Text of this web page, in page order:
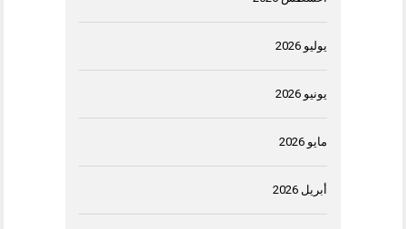
يوليو 2026
يونيو 2026
مايو 2026
أبريل 2026